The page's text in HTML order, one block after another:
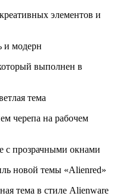
элементов и
и модерн
выполнен в
тема
черепа на рабочем
с прозрачными окнами
новой темы «Alienred»
тема в стиле Alienware